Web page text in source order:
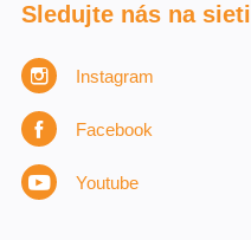
Sledujte nás na sieti
Instagram
Facebook
Youtube